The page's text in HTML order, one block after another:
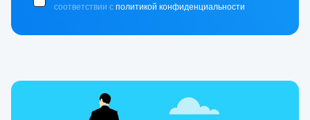
соответствии с политикой конфиденциальности